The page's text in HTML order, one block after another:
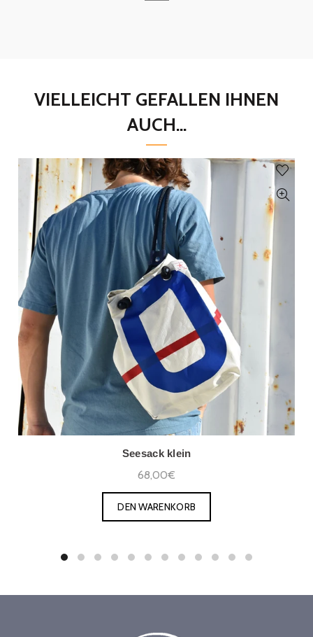
VIELLEICHT GEFALLEN IHNEN
AUCH...
Seesack klein
68,00€
DEN WARENKORB